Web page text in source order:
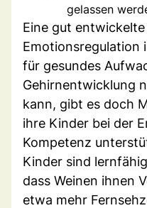
gelassen
Eine gut
Emotionsregulation
für gesundes
Gehirnentwicklung
kann, gibt es doch
ihre Kinder bei der
Kompetenz
Kinder sind
dass Weinen ihnen
etwa mehr